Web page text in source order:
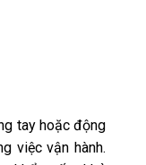
tay hoặc động
việc vận hành.